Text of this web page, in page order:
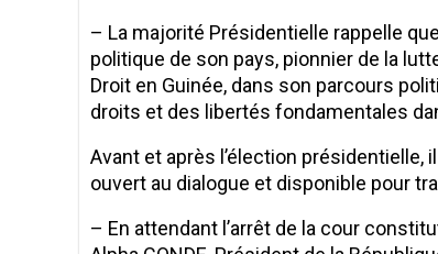
– La majorité Présidentielle rappelle
politique de son pays, pionnier de la
Droit en Guinée, dans son parcours
droits et des libertés fondamentales
Avant et après l’élection présidentielle,
ouvert au dialogue et disponible pour
– En attendant l’arrêt de la cour